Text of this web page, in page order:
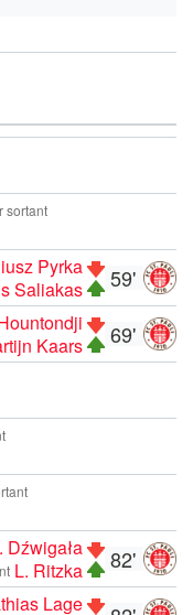
sortant
59'
Pyrka
Saliakas
69'
Kaars
82'
Dźwigała
L. Ritzka
Lage